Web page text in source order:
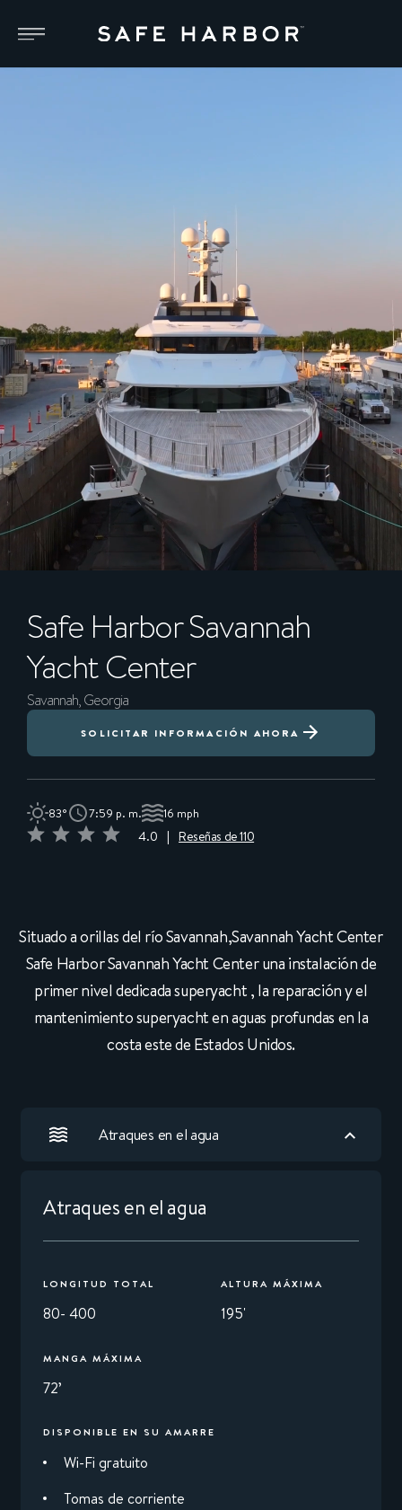
Safe Harbor Savannah
Yacht Center
Savannah, Georgia
SOLICITAR INFORMACIÓN AHORA
83° 7:59 p. m. 16 mph
4.0 | Reseñas de 110
Situado a orillas del río Savannah,Savannah Yacht Center
Safe Harbor Savannah Yacht Center una instalación de
primer nivel dedicada superyacht , la reparación y el
mantenimiento superyacht en aguas profundas en la
costa este de Estados Unidos.
Atraques en el agua
Atraques en el agua
LONGITUD TOTAL
80- 400
ALTURA MÁXIMA
195'
MANGA MÁXIMA
72’
DISPONIBLE EN SU AMARRE
Wi-Fi gratuito
Tomas de corriente